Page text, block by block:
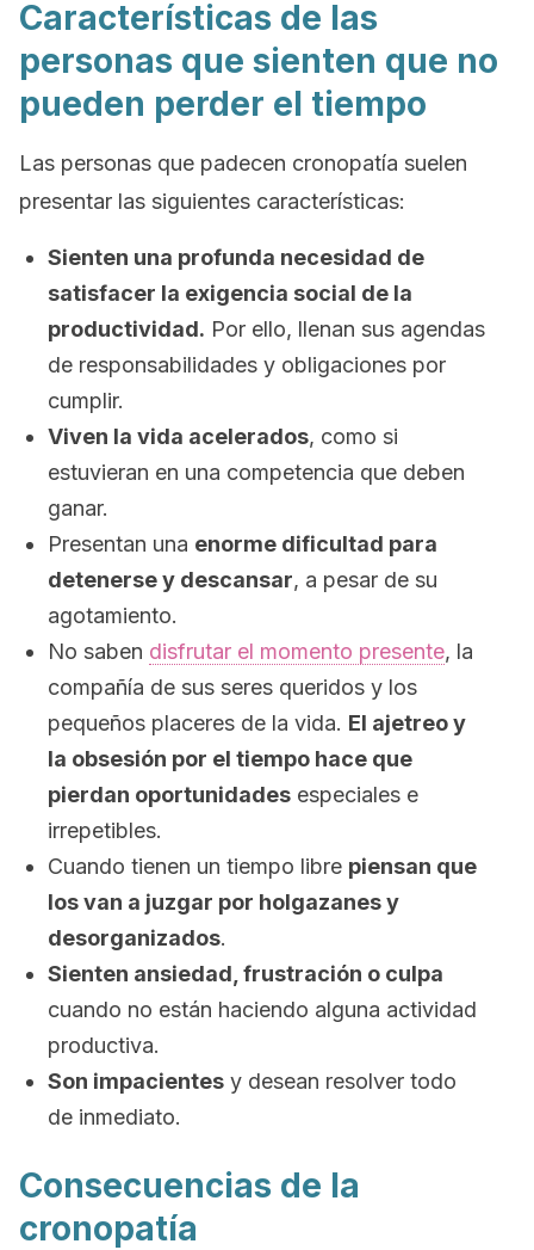
Características de las
personas que sienten que no
pueden perder el tiempo
Las personas que padecen cronopatía suelen
presentar las siguientes características:
Sienten una profunda necesidad de
satisfacer la exigencia social de la
productividad. Por ello, llenan sus agendas
de responsabilidades y obligaciones por
cumplir.
Viven la vida acelerados, como si
estuvieran en una competencia que deben
ganar.
Presentan una enorme dificultad para
detenerse y descansar, a pesar de su
agotamiento.
No saben disfrutar el momento presente, la
compañía de sus seres queridos y los
pequeños placeres de la vida. El ajetreo y
la obsesión por el tiempo hace que
pierdan oportunidades especiales e
irrepetibles.
Cuando tienen un tiempo libre piensan que
los van a juzgar por holgazanes y
desorganizados.
Sienten ansiedad, frustración o culpa
cuando no están haciendo alguna actividad
productiva.
Son impacientes y desean resolver todo
de inmediato.
Consecuencias de la
cronopatía